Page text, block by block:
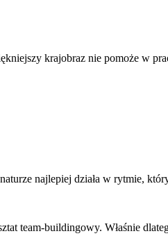
krajobraz nie pomoże w
najlepiej działa w rytmie,
team-buildingowy. Właśnie